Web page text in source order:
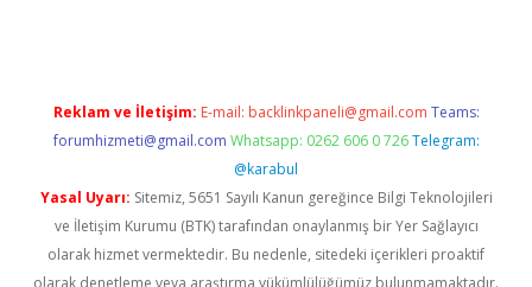
Reklam ve İletişim: E-mail: backlinkpaneli@gmail.com Teams:
forumhizmeti@gmail.com Whatsapp: 0262 606 0 726 Telegram:
@karabul
Yasal Uyarı: Sitemiz, 5651 Sayılı Kanun gereğince Bilgi Teknolojileri
ve İletişim Kurumu (BTK) tarafından onaylanmış bir Yer Sağlayıcı
olarak hizmet vermektedir. Bu nedenle, sitedeki içerikleri proaktif
olarak denetleme veya araştırma yükümlülüğümüz bulunmamaktadır.